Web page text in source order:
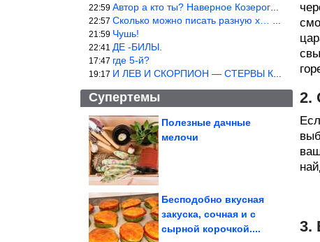
22:59 Автор а кто ты? Наверное Козерог… Рога жена Рыба наставила ))
22:57 Сколько можно писать разную х… йню? Автор что то обкурился?
21:59 Чушь!
22:41 ДЕ -БИЛЫ.
17:47 где 5-й?
19:17 И ЛЕВ И СКОРПИОН — СТЕРВЫ КАКИХ ЕЩЕ ПОИСКАТЬ НАДО
Супертемы
Как правильно сочетать
Полезные дачные
мелочи
Бесподобно вкусная
закуска, сочная и с
сырной корочкой....
2.
3.